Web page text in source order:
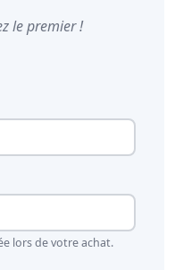
le premier !
lors de votre achat.